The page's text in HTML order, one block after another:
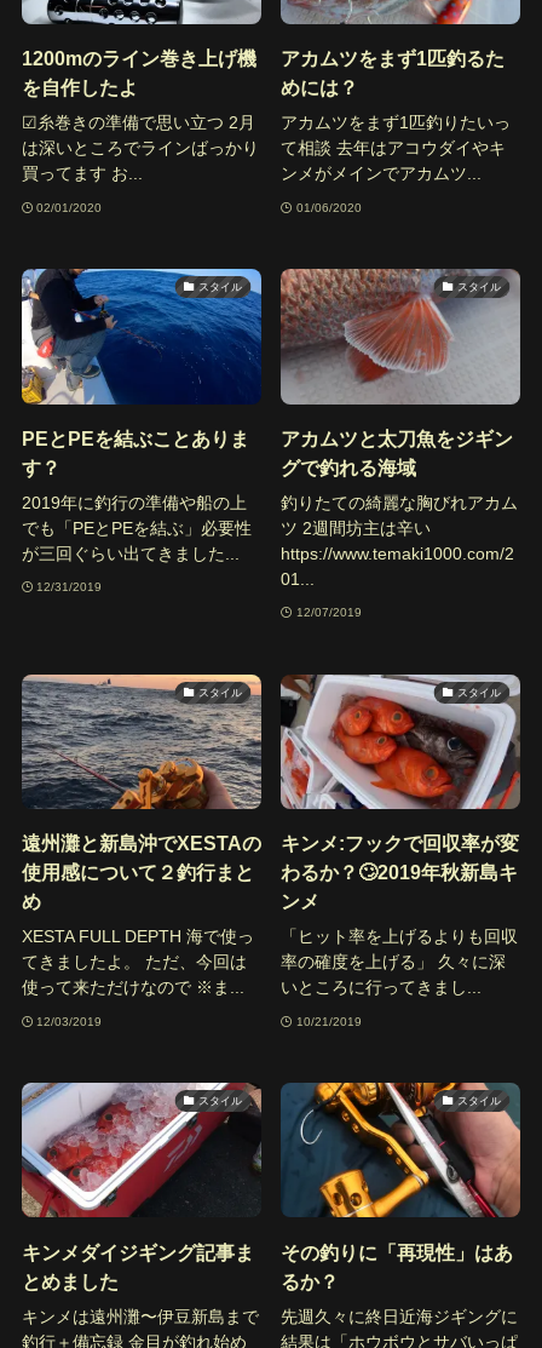
1200mのライン巻き上げ機
を自作したよ
☑︎糸巻きの準備で思い立つ 2月
は深いところでラインばっかり
買ってます お...
02/01/2020
アカムツをまず1匹釣るた
めには？
アカムツをまず1匹釣りたいっ
て相談 去年はアコウダイやキ
ンメがメインでアカムツ...
01/06/2020
スタイル
PEとPEを結ぶことありま
す？
2019年に釣行の準備や船の上
でも「PEとPEを結ぶ」必要性
が三回ぐらい出てきました...
12/31/2019
スタイル
アカムツと太刀魚をジギン
グで釣れる海域
釣りたての綺麗な胸びれアカム
ツ 2週間坊主は辛い
https://www.temaki1000.com/2
01...
12/07/2019
スタイル
遠州灘と新島沖でXESTAの
使用感について２釣行まと
め
XESTA FULL DEPTH 海で使っ
てきましたよ。 ただ、今回は
使って来ただけなので ※ま...
12/03/2019
スタイル
キンメ:フックで回収率が変
わるか？🙄2019年秋新島キ
ンメ
「ヒット率を上げるよりも回収
率の確度を上げる」 久々に深
いところに行ってきまし...
10/21/2019
スタイル
キンメダイジギング記事ま
とめました
キンメは遠州灘〜伊豆新島まで
釣行＋備忘録 金目が釣れ始め
スタイル
その釣りに「再現性」はあ
るか？
先週久々に終日近海ジギングに
結果は「ホウボウとサバいっぱ